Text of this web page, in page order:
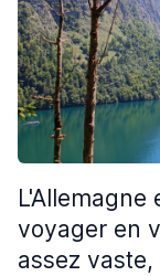
voyager en
assez